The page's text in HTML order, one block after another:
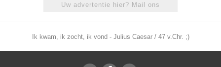
Uw advertentie hier? Mail ons
Ik kwam, ik zocht, ik vond - Julius Caesar / 47 v.Chr. ;)